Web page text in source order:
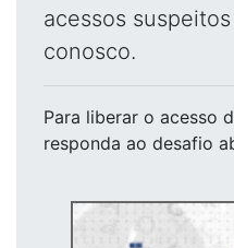
acessos
conosco.
Para liberar o acesso
responda ao desafio